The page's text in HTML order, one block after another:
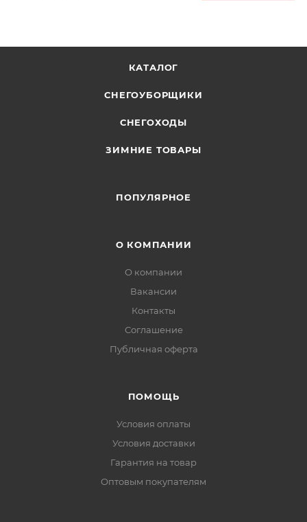
КАТАЛОГ
СНЕГОУБОРЩИКИ
СНЕГОХОДЫ
ЗИМНИЕ ТОВАРЫ
ПОПУЛЯРНОЕ
О КОМПАНИИ
О компании
Вакансии
Контакты
Соглашение
Публичная оферта
ПОМОЩЬ
Условия оплаты
Условия доставки
Гарантия на товар
Оптовым покупателям